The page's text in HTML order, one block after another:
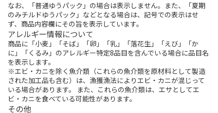
なお、「普通ゆうパック」の場合は表示しません。また、「夏期
のみチルドゆうパック」などとなる場合は、記号での表示はせ
ず、商品内容欄にその旨を表示しています。
アレルギー情報について
商品に「小麦」「そば」「卵」「乳」「落花生」「えび」「か
に」「くるみ」のアレルギー特定8品目を含んでいる場合に品目名
を表示します。
※エビ・カニを除く魚介類（これらの魚介類を原材料として製造
された加工品も含む）は、漁獲漁法によりエビ・カニが混じって
いる場合があります。 また、これらの魚介類は、エサとしてエ
ビ・カニを食べている可能性があります。
その他